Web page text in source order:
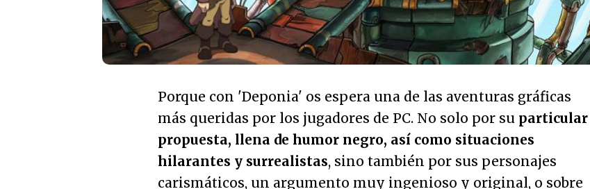
Porque con 'Deponia' os espera una de las aventuras gráficas
más queridas por los jugadores de PC. No solo por su particular
propuesta, llena de humor negro, así como situaciones
hilarantes y surrealistas, sino también por sus personajes
carismáticos, un argumento muy ingenioso y original, o sobre